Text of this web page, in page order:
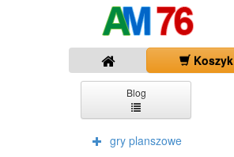
Koszyk
Blog
gry planszowe